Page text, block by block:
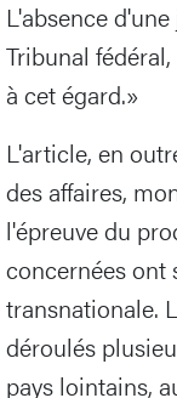
L'absence
Tribunal
à cet égard.»
L'article, en
des affaires,
l'épreuve du
concernées ont
transnationale.
déroulés
pays lointains,